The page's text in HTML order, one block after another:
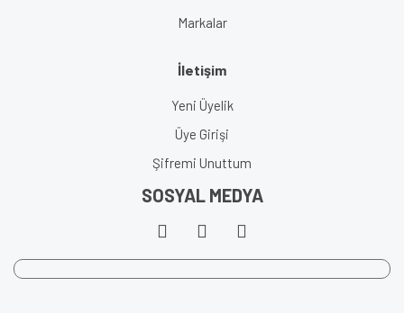
Markalar
İletişim
Yeni Üyelik
Üye Girişi
Şifremi Unuttum
SOSYAL MEDYA